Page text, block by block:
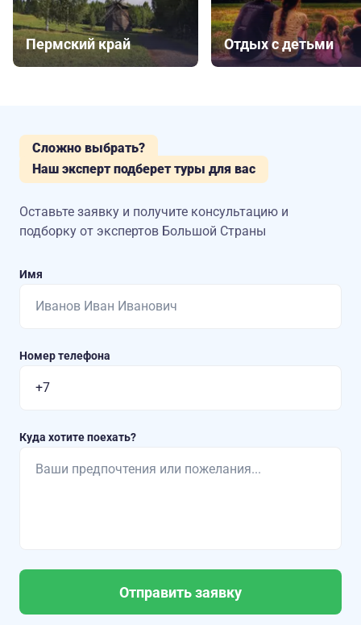
Пермский край Отдых с детьми
Сложно выбрать?
Наш эксперт подберет туры для вас
Оставьте заявку и получите консультацию и
подборку от экспертов Большой Страны
Имя
Номер телефона
Куда хотите поехать?
Отправить заявку